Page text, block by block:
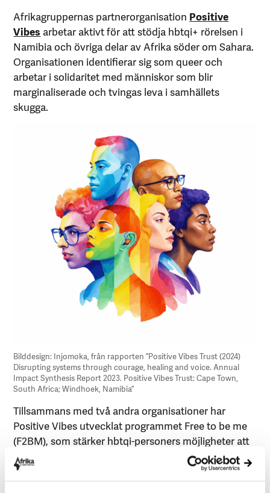
Afrikagruppernas partnerorganisation Positive
Vibes arbetar aktivt för att stödja hbtqi+ rörelsen i
Namibia och övriga delar av Afrika söder om Sahara.
Organisationen identifierar sig som queer och
arbetar i solidaritet med människor som blir
marginaliserade och tvingas leva i samhällets
skugga.
Bilddesign: Injomoka, från rapporten ”Positive Vibes Trust (2024)
Disrupting systems through courage, healing and voice. Annual
Impact Synthesis Report 2023. Positive Vibes Trust: Cape Town,
South Africa; Windhoek, Namibia”
Tillsammans med två andra organisationer har
Positive Vibes utvecklat programmet Free to be me
(F2BM), som stärker hbtqi-personers möjligheter att
försvara sina rättigheter och driva förändring –
lokalt, nationellt och internationellt (
källa).För att
möjliggöra detta har F2BM skapat en innovativ